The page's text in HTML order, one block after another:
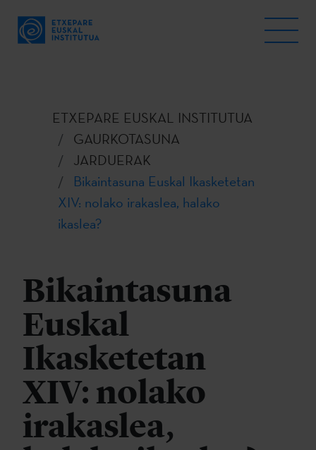
ETXEPARE EUSKAL INSTITUTUA
GAURKOTASUNA
JARDUERAK
Bikaintasuna Euskal Ikasketetan
XIV: nolako irakaslea, halako
ikaslea?
Bikaintasuna
Euskal
Ikasketetan
XIV: nolako
irakaslea,